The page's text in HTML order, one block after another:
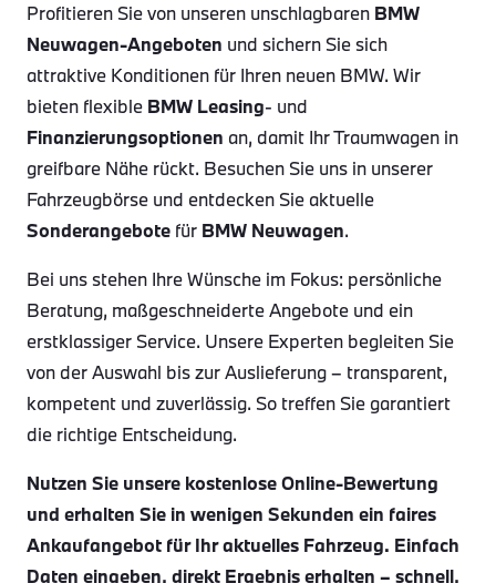
Profitieren Sie von unseren unschlagbaren BMW
Neuwagen-Angeboten und sichern Sie sich
attraktive Konditionen für Ihren neuen BMW. Wir
bieten flexible BMW Leasing- und
Finanzierungsoptionen an, damit Ihr Traumwagen in
greifbare Nähe rückt. Besuchen Sie uns in unserer
Fahrzeugbörse und entdecken Sie aktuelle
Sonderangebote für BMW Neuwagen.
Bei uns stehen Ihre Wünsche im Fokus: persönliche
Beratung, maßgeschneiderte Angebote und ein
erstklassiger Service. Unsere Experten begleiten Sie
von der Auswahl bis zur Auslieferung – transparent,
kompetent und zuverlässig. So treffen Sie garantiert
die richtige Entscheidung.
Nutzen Sie unsere kostenlose Online-Bewertung
und erhalten Sie in wenigen Sekunden ein faires
Ankaufangebot für Ihr aktuelles Fahrzeug. Einfach
Daten eingeben, direkt Ergebnis erhalten – schnell,